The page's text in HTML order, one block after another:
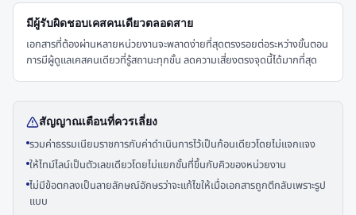
มีผู้รับผิดชอบเคสคนเดียวตลอดสาย
เอกสารที่ต้องผ่านหลายหน่วยงานจะพลาดง่ายที่สุดตรงรอยต่อระหว่างขั้นตอน
การมีผู้ดูแลเคสคนเดียวที่รู้สถานะทุกขั้น ลดความเสี่ยงตรงจุดนี้ได้มากที่สุด
สัญญาณเตือนที่ควรเลี่ยง
รวมค่าธรรมเนียมราชการกับค่าดำเนินการไว้เป็นก้อนเดียวโดยไม่แจกแจง
ให้ไทม์ไลน์เป็นตัวเลขเดียวโดยไม่แยกขั้นที่ขึ้นกับคิวของหน่วยงาน
ไม่มีข้อตกลงเป็นลายลักษณ์อักษรว่าจะแก้ไขให้เมื่อเอกสารถูกตีกลับเพราะรูป
แบบ